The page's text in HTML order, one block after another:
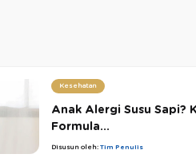
Kesehatan
Anak Alergi Susu Sapi?
Formula...
Disusun oleh:Tim Penulis